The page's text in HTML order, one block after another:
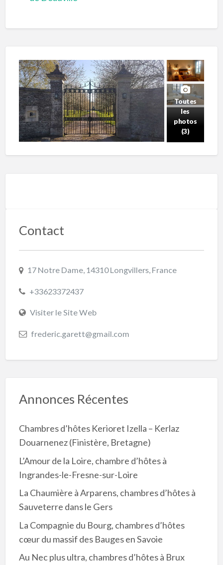
Toutes
les
photos
(3)
Contact
17 Notre Dame, 14310 Longvillers, France
+33623372437
Visiter le Site Web
frederic.garett@gmail.com
Annonces Récentes
Chambres d’hôtes Kerioret Izella – Kerlaz
Douarnenez (Finistère, Bretagne)
L’Amour de la Loire, chambre d’hôtes à
Ingrandes-le-Fresne-sur-Loire
La Chaumière à Arparens, chambres d’hôtes à
Sauveterre dans le Gers
La Compagnie du Bourg, chambres d’hôtes
cœur du massif des Bauges en Savoie
Au Nec plus ultra, chambres d’hôtes à Brux